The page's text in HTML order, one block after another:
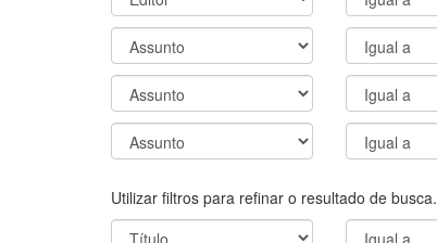
Utilizar filtros para refinar o resultado de busca.